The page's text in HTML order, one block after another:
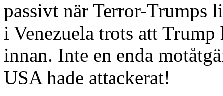
passivt när Terror-Trumps
i Venezuela trots att
innan. Inte en enda
USA hade attackerat!